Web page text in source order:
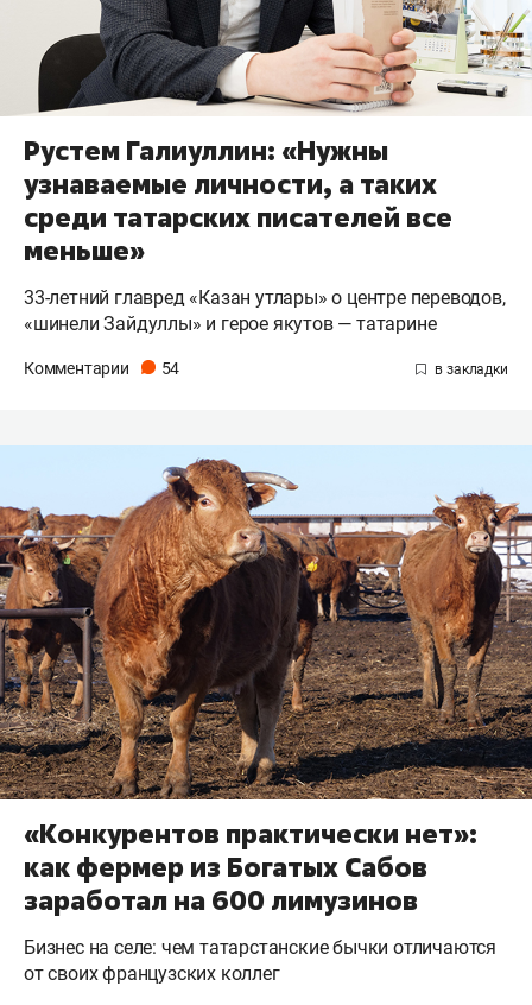
Рустем Галиуллин: «Нужны
узнаваемые личности, а таких
среди татарских писателей все
меньше»
33-летний главред «Казан утлары» о центре переводов,
«шинели Зайдуллы» и герое якутов — татарине
Комментарии 54
«Конкурентов практически нет»:
как фермер из Богатых Сабов
заработал на 600 лимузинов
Бизнес на селе: чем татарстанские бычки отличаются
от своих французских коллег